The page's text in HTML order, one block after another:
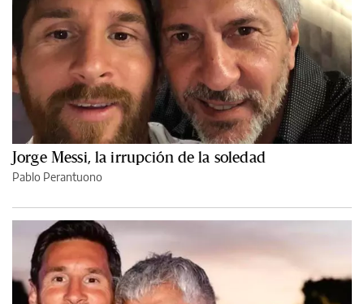
Jorge Messi, la irrupción de la soledad
Pablo Perantuono